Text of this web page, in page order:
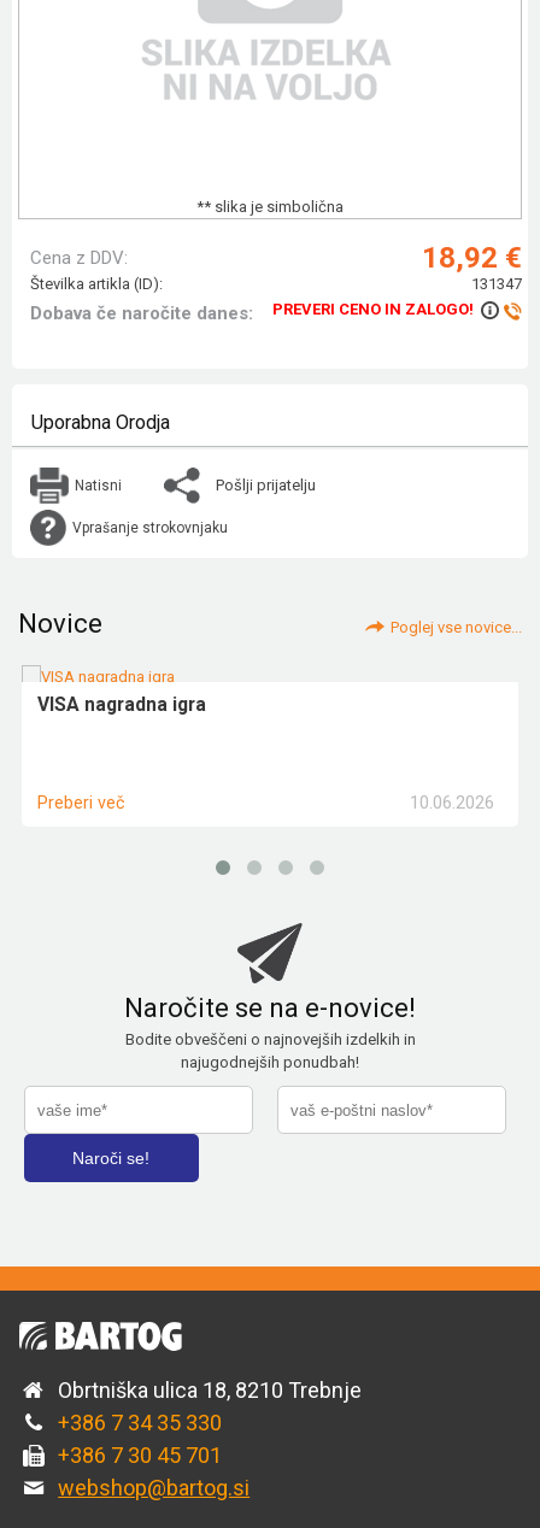
** slika je simbolična
Cena z DDV: 18,92 €
Številka artikla (ID): 131347
Dobava če naročite danes: PREVERI CENO IN ZALOGO!
Uporabna Orodja
Natisni Pošlji prijatelju
Vprašanje strokovnjaku
Novice Poglej vse novice...
VISA nagradna igra
10.06.2026
Preberi več
Naročite se na e-novice!
Bodite obveščeni o najnovejših izdelkih in
najugodnejših ponudbah!
Obrtniška ulica 18, 8210 Trebnje
+386 7 34 35 330
+386 7 30 45 701
webshop@bartog.si